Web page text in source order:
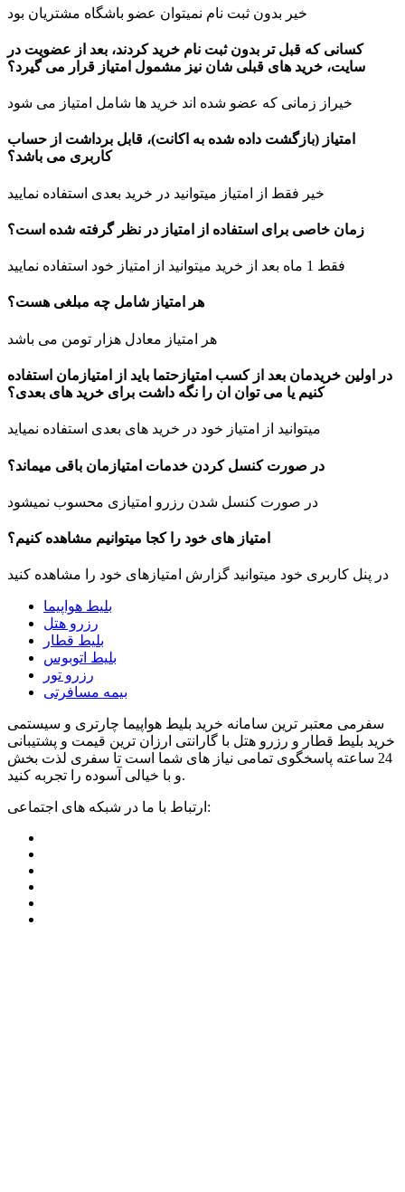
خیر بدون ثبت نام نمیتوان عضو باشگاه مشتریان بود
کسانی که قبل تر بدون ثبت نام خرید کردند، بعد از عضویت در
سایت، خرید های قبلی شان نیز مشمول امتیاز قرار می گیرد؟
خیراز زمانی که عضو شده اند خرید ها شامل امتیاز می شود
امتیاز (بازگشت داده شده به اکانت)، قابل برداشت از حساب
کاربری می باشد؟
خیر فقط از امتیاز میتوانید در خرید بعدی استفاده نمایید
زمان خاصی برای استفاده از امتیاز در نظر گرفته شده است؟
فقط 1 ماه بعد از خرید میتوانید از امتیاز خود استفاده نمایید
هر امتیاز شامل چه مبلغی هست؟
هر امتیاز معادل هزار تومن می باشد
در اولین خریدمان بعد از کسب امتیازحتما باید از امتیازمان استفاده
کنیم یا می توان ان را نگه داشت برای خرید های بعدی؟
میتوانید از امتیاز خود در خرید های بعدی استفاده نمیاید
در صورت کنسل کردن خدمات امتیازمان باقی میماند؟
در صورت کنسل شدن رزرو امتیازی محسوب نمیشود
امتیاز های خود را کجا میتوانیم مشاهده کنیم؟
در پنل کاربری خود میتوانید گزارش امتیازهای خود را مشاهده کنید
بلیط هواپیما
رزرو هتل
بلیط قطار
بلیط اتوبوس
رزرو تور
بیمه مسافرتی
سفرمی معتبر ترین سامانه خرید بلیط هواپیما چارتری و سیستمی
خرید بلیط قطار و رزرو هتل با گارانتی ارزان ترین قیمت و پشتیبانی
24 ساعته پاسخگوی تمامی نیاز های شما است تا سفری لذت بخش
و با خیالی آسوده را تجربه کنید.
ارتباط با ما در شبکه های اجتماعی: